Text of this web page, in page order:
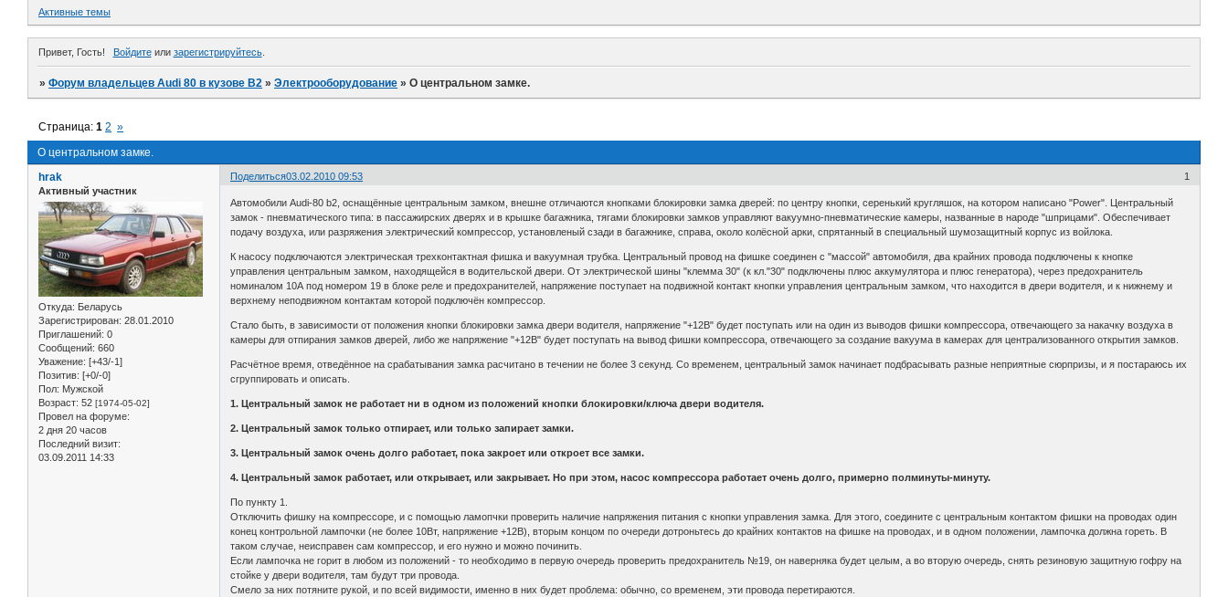
Активные темы
Привет, Гость! Войдитеили зарегистрируйтесь.
»Форум владельцев Audi 80 в кузове В2 »Электрооборудование »О центральном замке.
О центральном замке.
Страница:1 2 »
Поделиться 1
03.02.2010 09:53
hrak
Активный участник
Откуда: Беларусь
Зарегистрирован: 28.01.2010
Приглашений: 0
Сообщений: 660
Уважение: [+43/-1]
Позитив: [+0/-0]
Пол: Мужской
Возраст: 52 [1974-05-02]
Провел на форуме:
2 дня 20 часов
Последний визит:
03.09.2011 14:33
Автомобили Audi-80 b2, оснащённые центральным замком, внешне отличаются кнопками блокировки замка дверей: по центру кнопки, серенький кругляшок, на котором написано "Power". Центральный
замок - пневматического типа: в пассажирских дверях и в крышке багажника, тягами блокировки замков управляют вакуумно-пневматические камеры, названные в народе "шприцами". Обеспечивает
подачу воздуха, или разряжения электрический компрессор, установленый сзади в багажнике, справа, около колёсной арки, спрятанный в специальный шумозащитный корпус из войлока.
К насосу подключаются электрическая трехконтактная фишка и вакуумная трубка. Центральный провод на фишке соединен с "массой" автомобиля, два крайних провода подключены к кнопке
управления центральным замком, находящейся в водительской двери. От электрической шины "клемма 30" (к кл."30" подключены плюс аккумулятора и плюс генератора), через предохранитель
номиналом 10А под номером 19 в блоке реле и предохранителей, напряжение поступает на подвижной контакт кнопки управления центральным замком, что находится в двери водителя, и к нижнему и
верхнему неподвижном контактам которой подключён компрессор.
Стало быть, в зависимости от положения кнопки блокировки замка двери водителя, напряжение "+12В" будет поступать или на один из выводов фишки компрессора, отвечающего за накачку воздуха в
камеры для отпирания замков дверей, либо же напряжение "+12В" будет поступать на вывод фишки компрессора, отвечающего за создание вакуума в камерах для централизованного открытия замков.
Расчётное время, отведённое на срабатывания замка расчитано в течении не более 3 секунд. Со временем, центральный замок начинает подбрасывать разные неприятные сюрпризы, и я постараюсь их
сгруппировать и описать.
1. Центральный замок не работает ни в одном из положений кнопки блокировки/ключа двери водителя.
2. Центральный замок только отпирает, или только запирает замки.
3. Центральный замок очень долго работает, пока закроет или откроет все замки.
4. Центральный замок работает, или открывает, или закрывает. Но при этом, насос компрессора работает очень долго, примерно полминуты-минуту.
По пункту 1.
Отключить фишку на компрессоре, и с помощью ламопчки проверить наличие напряжения питания с кнопки управления замка. Для этого, соедините с центральным контактом фишки на проводах один
конец контрольной лампочки (не более 10Вт, напряжение +12В), вторым концом по очереди дотроньтесь до крайних контактов на фишке на проводах, и в одном положении, лампочка должна гореть. В
таком случае, неисправен сам компрессор, и его нужно и можно починить.
Если лампочка не горит в любом из положений - то необходимо в первую очередь проверить предохранитель №19, он наверняка будет целым, а во вторую очередь, снять резиновую защитную гофру на
стойке у двери водителя, там будут три провода.
Смело за них потяните рукой, и по всей видимости, именно в них будет проблема: обычно, со временем, эти провода перетираются.